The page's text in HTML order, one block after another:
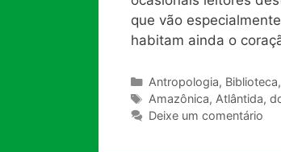
que vão
habitam ainda o
Categorias
Antropologia, Biblioteca,
Tags
Amazônica, Atlântida,
Deixe um comentário